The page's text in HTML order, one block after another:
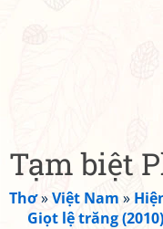
Tạm biệt
Thơ»Việt Nam »
Giọt lệ trăng (2010)